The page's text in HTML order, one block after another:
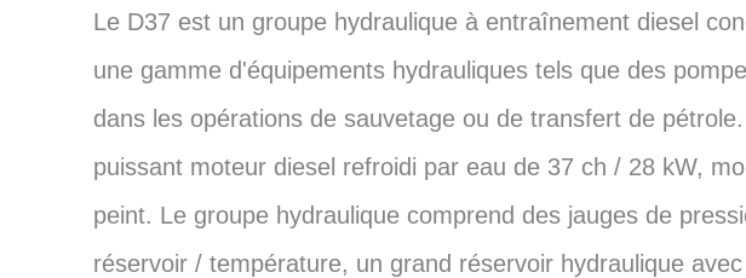
Le D37 est un groupe hydraulique à entraînement diesel
une gamme d'équipements hydrauliques tels que des
dans les opérations de sauvetage ou de transfert de
puissant moteur diesel refroidi par eau de 37 ch / 28 kW,
peint. Le groupe hydraulique comprend des jauges de
réservoir / température, un grand réservoir hydraulique